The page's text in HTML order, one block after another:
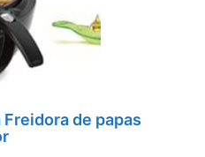
de papas